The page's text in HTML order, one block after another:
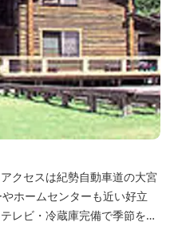
クセスは紀勢自動車道の大宮
ホームセンターも近い好立
レビ・冷蔵庫完備で季節を問